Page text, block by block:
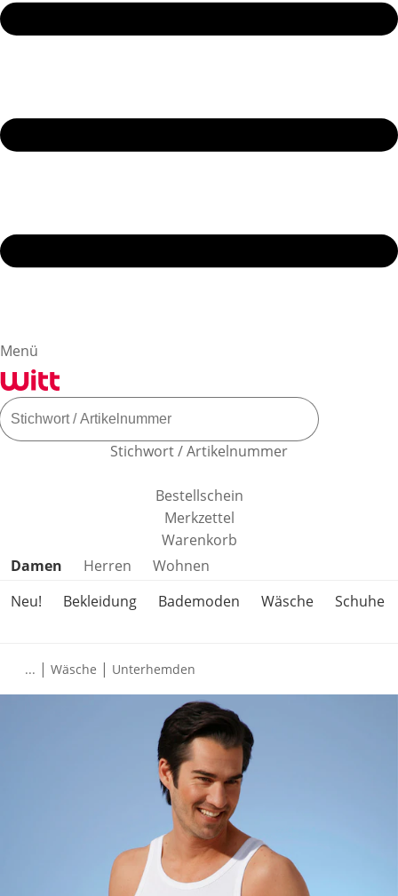
Menü
Stichwort / Artikelnummer
Bestellschein
Merkzettel
Warenkorb
Produktkategorien überspringen
Damen Herren
Wohnen
Neu!
Bekleidung Bademoden Wäsche Schuhe
... | Wäsche | Unterhemden